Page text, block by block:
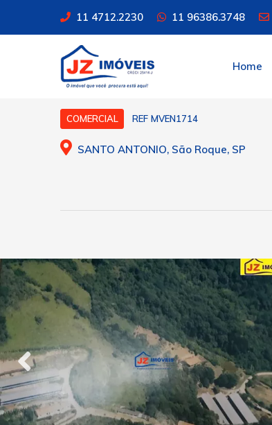
11 4712.2230 11 96386.3748
Home
COMERCIAL REF MVEN1714
SANTO ANTONIO, São Roque, SP